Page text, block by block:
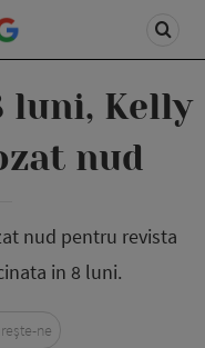
luni, Kelly
nud
nud pentru revista
in 8 luni.
ne